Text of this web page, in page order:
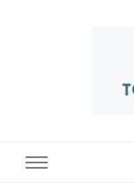
meilleures offres